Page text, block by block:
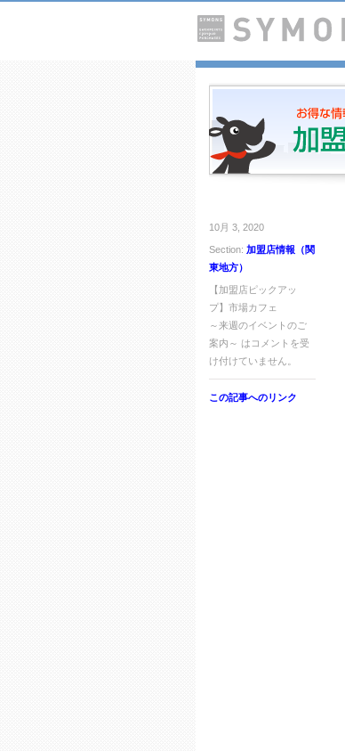
10月 3, 2020
Section: 加盟店情報（関
東地方）
【加盟店ピックアッ
プ】市場カフェ
～来週のイベントのご
案内～ は コメントを受
け付けていません。
この記事へのリンク